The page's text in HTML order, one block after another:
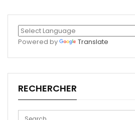
Powered by Translate
RECHERCHER